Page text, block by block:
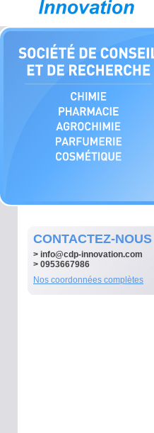
CONTACTEZ-NOUS
> info@cdp-innovation.com
> 0953667986
Nos coordonnées complètes